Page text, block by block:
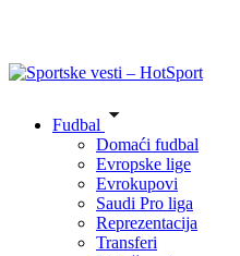
Fudbal
Domaći fudbal
Evropske lige
Evrokupovi
Saudi Pro liga
Reprezentacija
Transferi